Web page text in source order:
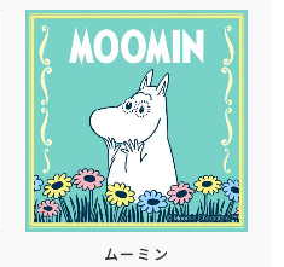
ムーミン